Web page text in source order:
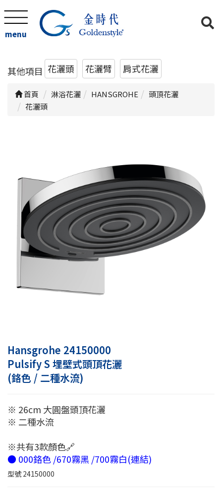
menu
其他項目 花灑頭 花灑臂 肩式花灑
首頁 淋浴花灑 HANSGROHE
頭頂花灑
花灑頭
Hansgrohe 24150000
Pulsify S 埋壁式頭頂花灑
(鉻色 / 二種水流)
※ 26cm 大圓盤頭頂花灑
※ 二種水流
※共有3款顏色🔗
● 000鉻色 /670霧黑 /700霧白(連結)
型號24150000